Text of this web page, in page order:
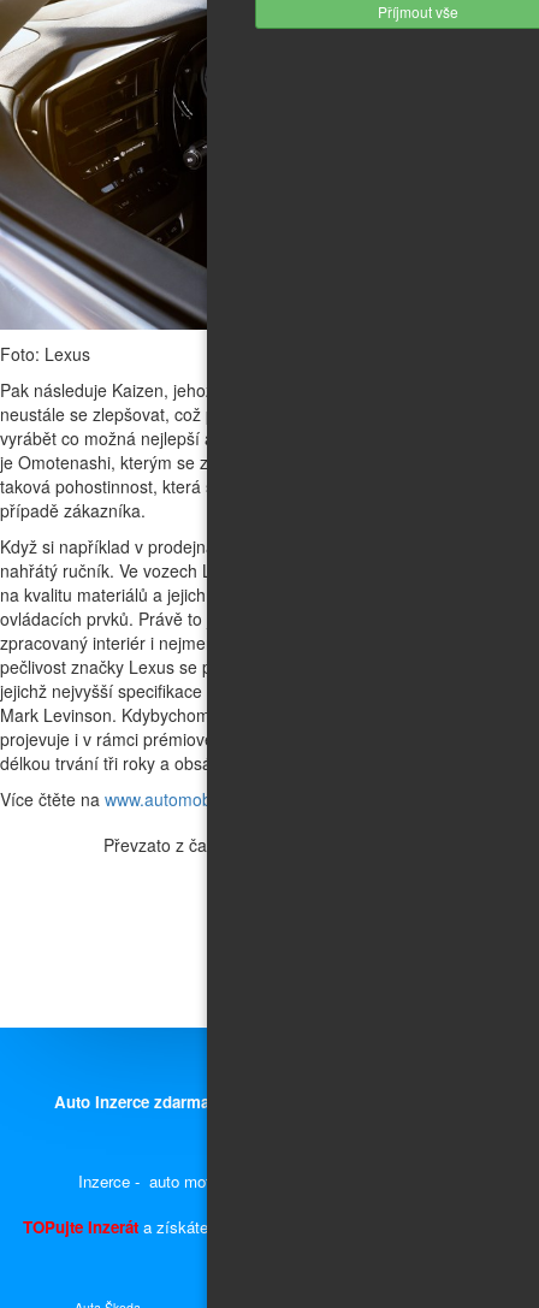
Příjmout vše
Foto: Lexus
Pak následuje Kaizen, jehož podstatou je v obecné rovině snaha
neustále se zlepšovat, což přeneseno do reality znamená touhu
vyrábět co možná nejlepší automobily. Třetím z přístupů značky Lexus
je Omotenashi, kterým se zřejmě nejvíce odlišuje. Pod ním se ukrývá
taková pohostinnost, která se snaží předvídat potřeby hosta, v tomto
případě zákazníka.
Když si například v prodejnách Lexus dáte kávu, dostanete k ní také
nahřátý ručník. Ve vozech Lexus se tento přístup projevuje důrazem
na kvalitu materiálů a jejich zpracování, ale také na uspořádání
ovládacích prvků. Právě to je důvod, proč má tak nadstandardně
zpracovaný interiér i nejmenší typ značky – model LBX. Úzkostlivá
pečlivost značky Lexus se projevuje také při návrhu audiosystémů,
jejichž nejvyšší specifikace vznikají v těsné spolupráci se společností
Mark Levinson. Kdybychom šli dál, tak přístup péče o zákazníka se
projevuje i v rámci prémiového segmentu nadstandardními zárukami s
délkou trvání tři roky a obsáhlými asistenční službami.
Více čtěte na www.automobilrevue.cz
Převzato z časopisu
Auto Inzerce zdarma,
Inzerce - auto moto díly, náhradní díly a příslušenství.
TOPujte Inzerát a získáte předvyplněnou kupní smlouvu, plnou moc a